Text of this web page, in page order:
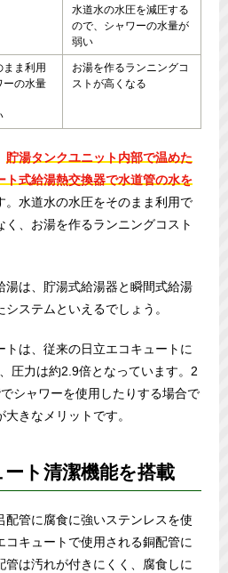
水道水の水圧を減圧する
ので、シャワーの水量が
弱い
まま利用
ーの水量
お湯を作るランニングコ
ストが高くなる
貯湯タンクユニット内部で温めた
ト式給湯熱交換器で水道管の水を
。水道水の水圧をそのまま利用で
く、お湯を作るランニングコスト
湯は、貯湯式給湯器と瞬間式給湯
ステムといえるでしょう。
は、従来の日立エコキュートに
圧力は約2.9倍となっています。2
シャワーを使用したりする場合で
きなメリットです。
ト清潔機能を搭載
配管に腐食に強いステンレスを使
コキュートで使用される銅配管に
管は汚れが付きにくく、腐食しに